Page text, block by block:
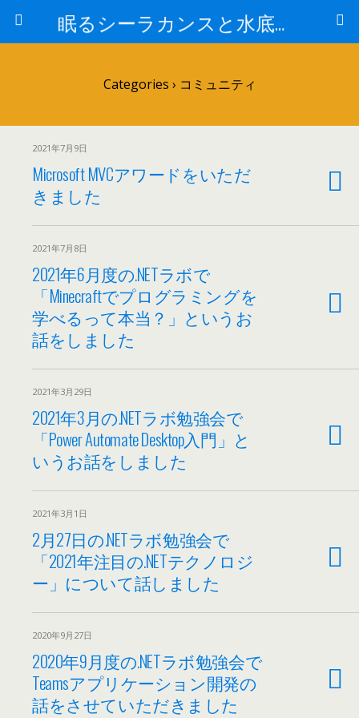
眠るシーラカンスと水底のプログラマー
Categories › コミュニティ
2021年7月9日
Microsoft MVCアワードをいただ
きました
2021年7月8日
2021年6月度の.NETラボで
「Minecraftでプログラミングを
学べるって本当？」というお
話をしました
2021年3月29日
2021年3月の.NETラボ勉強会で
「Power Automate Desktop入門」と
いうお話をしました
2021年3月1日
2月27日の.NETラボ勉強会で
「2021年注目の.NETテクノロジ
ー」について話しました
2020年9月27日
2020年9月度の.NETラボ勉強会で
Teamsアプリケーション開発の
話をさせていただきました